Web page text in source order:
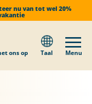
nu van tot wel 20%
ons op Taal Menu